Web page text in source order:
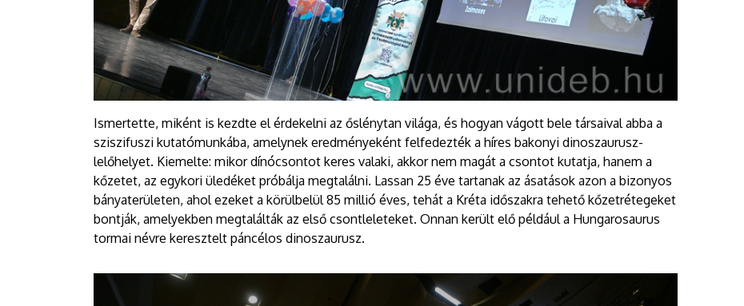
Ismertette, miként is kezdte el érdekelni az őslénytan világa, és hogyan vágott bele társaival abba a
sziszifuszi kutatómunkába, amelynek eredményeként felfedezték a híres bakonyi dinoszaurusz-
lelőhelyet. Kiemelte: mikor dínócsontot keres valaki, akkor nem magát a csontot kutatja, hanem a
kőzetet, az egykori üledéket próbálja megtalálni. Lassan 25 éve tartanak az ásatások azon a bizonyos
bányaterületen, ahol ezeket a körülbelül 85 millió éves, tehát a Kréta időszakra tehető kőzetrétegeket
bontják, amelyekben megtalálták az első csontleleteket. Onnan került elő például a Hungarosaurus
tormai névre keresztelt páncélos dinoszaurusz.